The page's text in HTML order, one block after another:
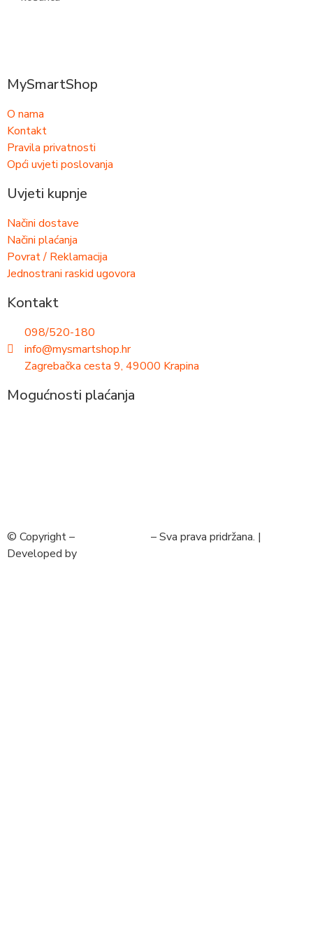
MySmartShop
O nama
Kontakt
Pravila privatnosti
Opći uvjeti poslovanja
Uvjeti kupnje
Načini dostave
Načini plaćanja
Povrat / Reklamacija
Jednostrani raskid ugovora
Kontakt
098/520-180
info@mysmartshop.hr
Zagrebačka cesta 9, 49000 Krapina
Mogućnosti plaćanja
© Copyright –
– Sva prava pridržana. |
Developed by